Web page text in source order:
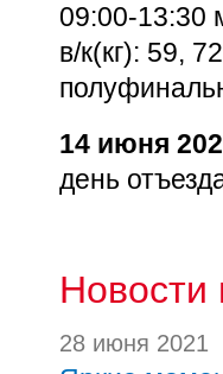
09:00-13:30
в/к(кг): 59,
14 июня
день
Новости
28 июня 2021